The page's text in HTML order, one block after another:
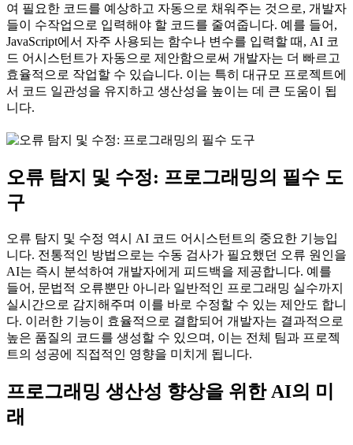
여 필요한 코드를 예상하고 자동으로 채워주는 것으로, 개발자
들이 수작업으로 입력해야 할 코드를 줄여줍니다. 예를 들어,
JavaScript에서 자주 사용되는 함수나 변수를 입력할 때, AI 코
드 어시스턴트가 자동으로 제안함으로써 개발자는 더 빠르고
효율적으로 작업할 수 있습니다. 이는 특히 대규모 프로젝트에
서 코드 일관성을 유지하고 생산성을 높이는 데 큰 도움이 됩
니다.
오류 탐지 및 수정: 프로그래밍의 필수 도
구
오류 탐지 및 수정 역시 AI 코드 어시스턴트의 중요한 기능입
니다. 전통적인 방법으로는 수동 검사가 필요했던 오류 원인을
AI는 즉시 분석하여 개발자에게 피드백을 제공합니다. 예를
들어, 문법적 오류뿐만 아니라 일반적인 프로그래밍 실수까지
실시간으로 감지해주며 이를 바로 수정할 수 있는 제안도 합니
다. 이러한 기능이 효율적으로 결합되어 개발자는 결과적으로
높은 품질의 코드를 생성할 수 있으며, 이는 전체 팀과 프로젝
트의 성공에 직접적인 영향을 미치게 됩니다.
프로그래밍 생산성 향상을 위한 AI의 미
래